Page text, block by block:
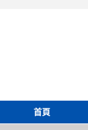
首頁